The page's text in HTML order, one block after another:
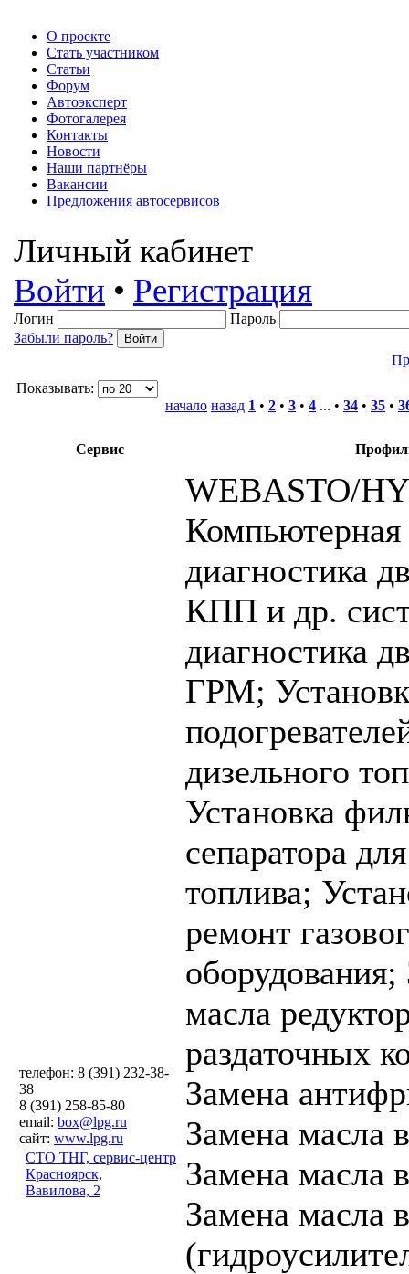
О проекте
Стать участником
Статьи
Форум
Автоэксперт
Фотогалерея
Контакты
Новости
Наши партнёры
Вакансии
Предложения автосервисов
Личный кабинет
Войти • Регистрация
Логин
Пароль
Забыли пароль?
Показывать:
начало назад 1 • 2 • 3 • 4 ... • 34 • 35 •
Сервис
телефон: 8 (391) 232-38-
38
8 (391) 258-85-80
email: box@lpg.ru
сайт: www.lpg.ru
СТО ТНГ, сервис-центр
Красноярск,
Вавилова, 2
WEBASTO/
Компьютерная
диагностика
КПП и др.
диагностика
ГРМ;
дизельного
Установка
сепаратора
топлива;
ремонт
оборудования;
масла
раздаточных
Замена
Замена
Замена масла
Замена масла